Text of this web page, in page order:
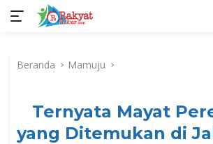
kontenBeranda Mamuju
Ternyata Mayat
yang Ditemukan di